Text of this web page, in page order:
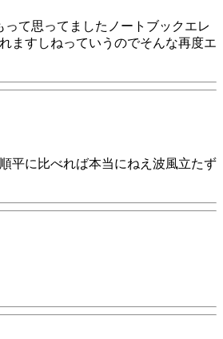
て思ってましたノートブックエレ
ますしねっていうのでそんな再度エ
平に比べれば本当にねえ波風立たず